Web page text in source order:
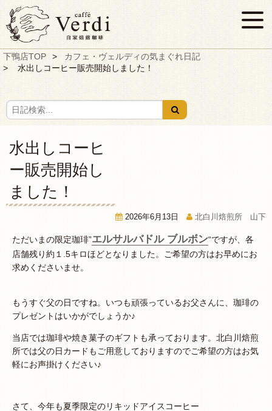
下鴨店TOP
カフェ・ヴェルディの気まぐれ日記
水出しコーヒー販売開始しました！
水出しコーヒ
ー販売開始し
ました！
2026年6月13日 北白川焙煎所 山下
ただいまの限定珈琲”エルサルバドル ブルボン“ですが、各
店舗残り約１.5キロほどとなりました。ご希望の方はお早めにお
求めくださいませ。
もうすぐ父の日ですね。いつも頑張っているお父さんに、珈琲の
プレゼントはいかがでしょうか♪
当店では珈琲や焼き菓子のギフトも承っております。北白川焙煎
所では父の日カードもご用意しておりますのでご希望の方はお気
軽にお声掛けください♪
さて、今年も夏季限定のリキッドアイスコーヒー